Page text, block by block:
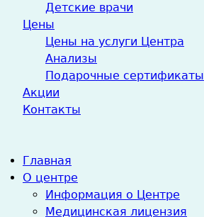
Детские врачи
Цены
Цены на услуги Центра
Анализы
Подарочные сертификаты
Акции
Контакты
Главная
О центре
Информация о Центре
Медицинская лицензия